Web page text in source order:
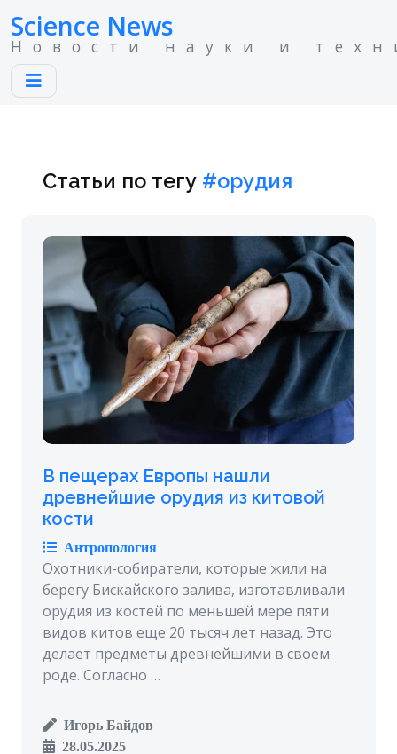
Science News
Новости науки и
Статьи по тегу #орудия
В пещерах Европы нашли
древнейшие орудия из китовой
кости
Антропология
Охотники-собиратели, которые жили на
берегу Бискайского залива, изготавливали
орудия из костей по меньшей мере пяти
видов китов еще 20 тысяч лет назад. Это
делает предметы древнейшими в своем
роде. Согласно …
Игорь Байдов
28.05.2025